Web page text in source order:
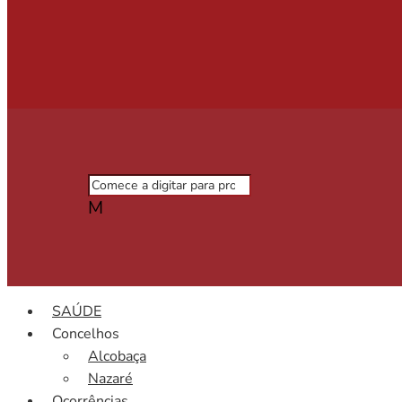
M
SAÚDE
Concelhos
Alcobaça
Nazaré